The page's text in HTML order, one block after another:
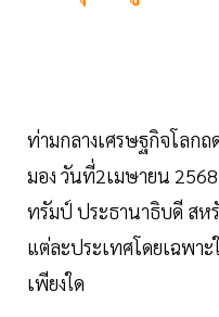
ท่ามกลางเศรษฐกิจโลก
มอง วันที่2เมษายน
ทรัมป์ ประธานาธิบดี สห
แต่ละประเทศโดยเฉพา
เพียงใด